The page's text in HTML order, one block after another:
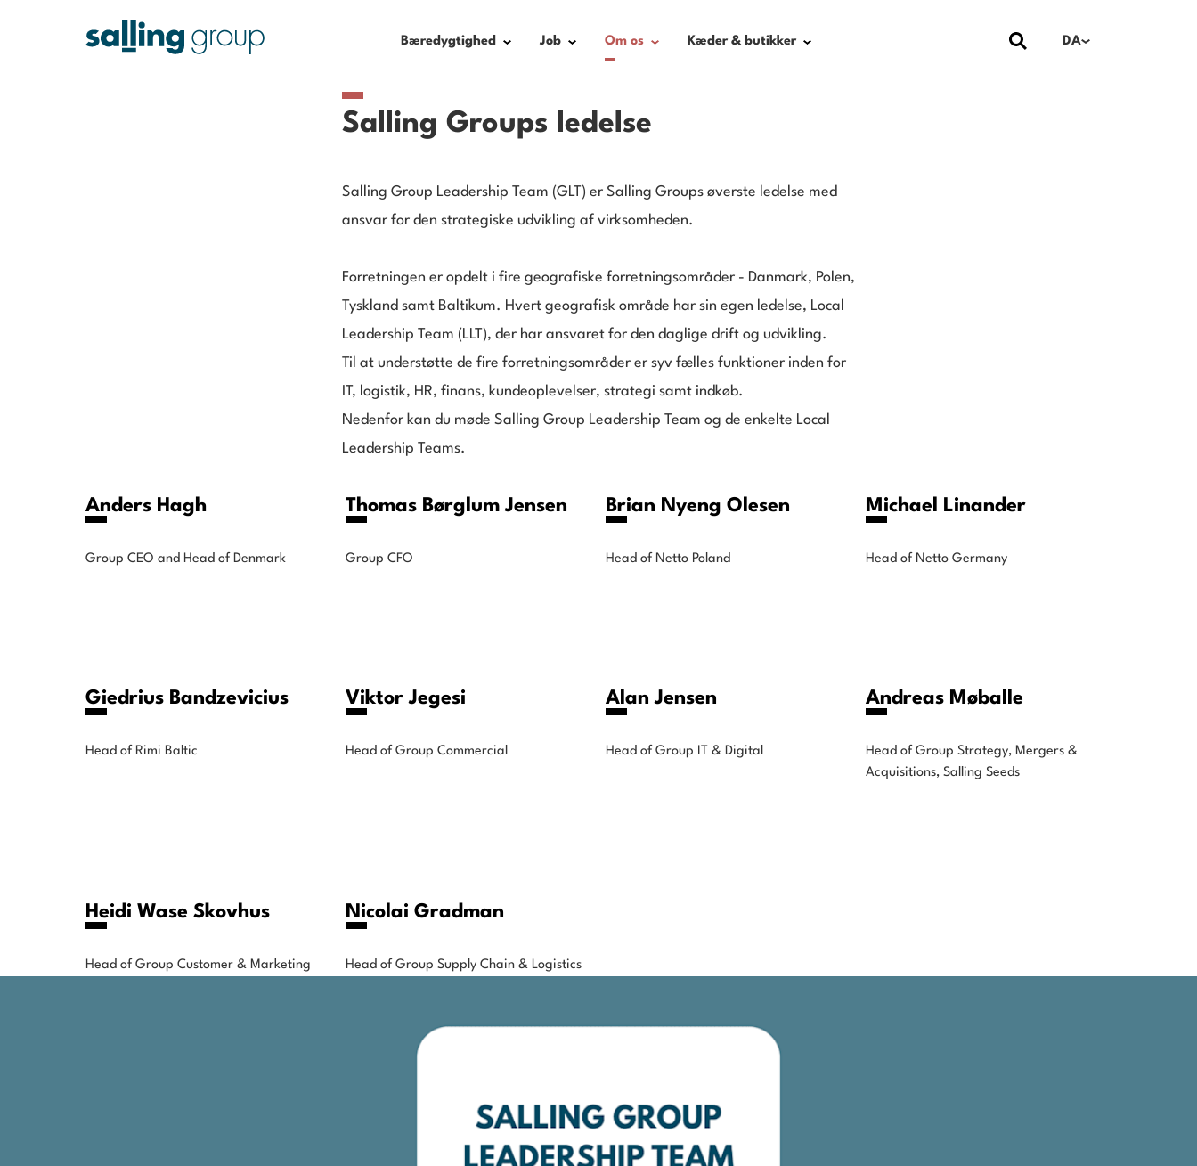
Bæredygtighed Job Om os Kæder & butikker DA
Salling Groups ledelse
Salling Group Leadership Team (GLT) er Salling Groups øverste ledelse med
ansvar for den strategiske udvikling af virksomheden.
Forretningen er opdelt i fire geografiske forretningsområder - Danmark, Polen,
Tyskland samt Baltikum. Hvert geografisk område har sin egen ledelse, Local
Leadership Team (LLT), der har ansvaret for den daglige drift og udvikling.
Til at understøtte de fire forretningsområder er syv fælles funktioner inden for
IT, logistik, HR, finans, kundeoplevelser, strategi samt indkøb.
Nedenfor kan du møde Salling Group Leadership Team og de enkelte Local
Leadership Teams.
Anders Hagh
Group CEO and Head of Denmark
Thomas Børglum Jensen
Group CFO
Brian Nyeng Olesen
Head of Netto Poland
Michael Linander
Head of Netto Germany
Giedrius Bandzevicius
Head of Rimi Baltic
Viktor Jegesi
Head of Group Commercial
Alan Jensen
Head of Group IT & Digital
Andreas Møballe
Head of Group Strategy, Mergers &
Acquisitions, Salling Seeds
Heidi Wase Skovhus
Head of Group Customer & Marketing
Nicolai Gradman
Head of Group Supply Chain & Logistics